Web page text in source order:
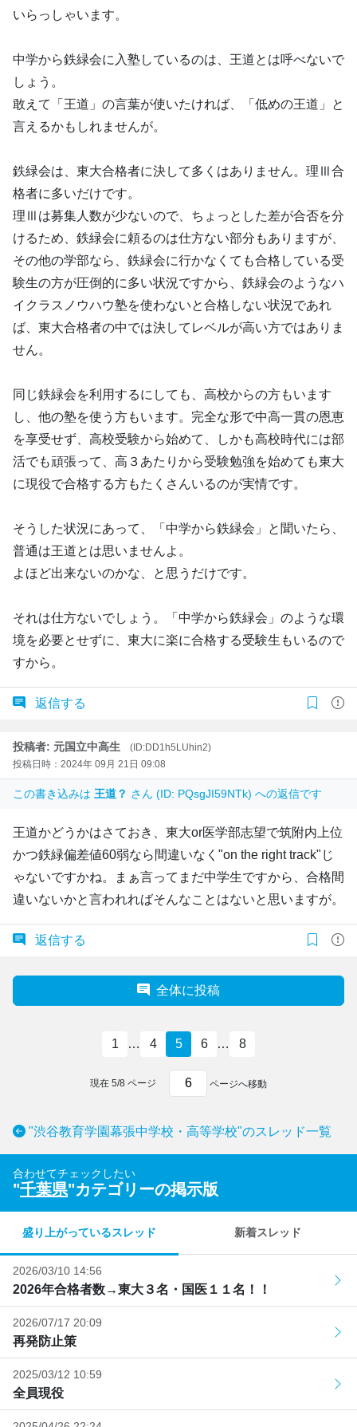
いらっしゃいます。
中学から鉄緑会に入塾しているのは、王道とは呼べないで
しょう。
敢えて「王道」の言葉が使いたければ、「低めの王道」と
言えるかもしれませんが。
鉄緑会は、東大合格者に決して多くはありません。理Ⅲ合
格者に多いだけです。
理Ⅲは募集人数が少ないので、ちょっとした差が合否を分
けるため、鉄緑会に頼るのは仕方ない部分もありますが、
その他の学部なら、鉄緑会に行かなくても合格している受
験生の方が圧倒的に多い状況ですから、鉄緑会のようなハ
イクラスノウハウ塾を使わないと合格しない状況であれ
ば、東大合格者の中では決してレベルが高い方ではありま
せん。
同じ鉄緑会を利用するにしても、高校からの方もいます
し、他の塾を使う方もいます。完全な形で中高一貫の恩恵
を享受せず、高校受験から始めて、しかも高校時代には部
活でも頑張って、高３あたりから受験勉強を始めても東大
に現役で合格する方もたくさんいるのが実情です。
そうした状況にあって、「中学から鉄緑会」と聞いたら、
普通は王道とは思いませんよ。
よほど出来ないのかな、と思うだけです。
それは仕方ないでしょう。「中学から鉄緑会」のような環
境を必要とせずに、東大に楽に合格する受験生もいるので
すから。
返信する
投稿者: 元国立中高生
(ID:DD1h5LUhin2)
投稿日時：2024年 09月 21日 09:08
この書き込みは 王道？ さん (ID: PQsgJI59NTk) への返信です
王道かどうかはさておき、東大or医学部志望で筑附内上位
かつ鉄緑偏差値60弱なら間違いなく"on the right track"じ
ゃないですかね。まぁ言ってまだ中学生ですから、合格間
違いないかと言われればそんなことはないと思いますが。
返信する
全体に投稿
1 … 4 5 6 … 8
現在 5/8 ページ ページへ移動
"渋谷教育学園幕張中学校・高等学校"のスレッド一覧
合わせてチェックしたい
"千葉県"カテゴリーの掲示版
盛り上がっているスレッド 新着スレッド
2026/03/10 14:56
2026年合格者数→東大３名・国医１１名！！
2026/07/17 20:09
再発防止策
2025/03/12 10:59
全員現役